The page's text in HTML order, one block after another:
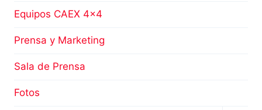
Equipos CAEX 4×4
Prensa y Marketing
Sala de Prensa
Fotos